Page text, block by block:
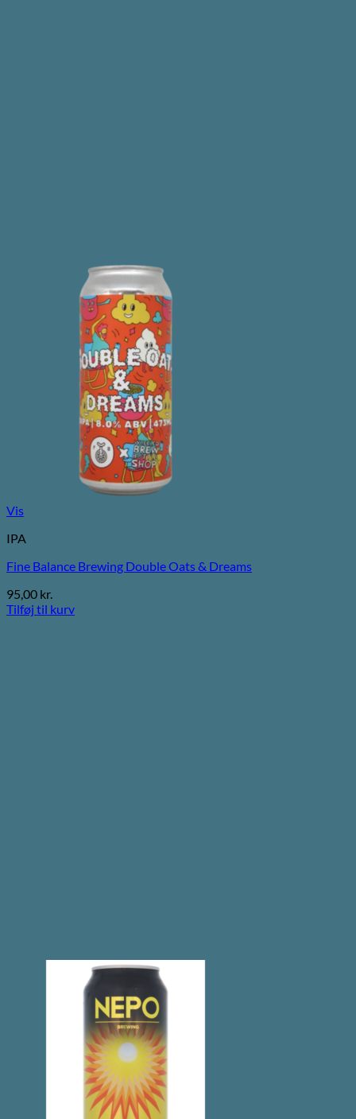
Vis
IPA
Fine Balance Brewing Double Oats & Dreams
95,00 kr.
Tilføj til kurv